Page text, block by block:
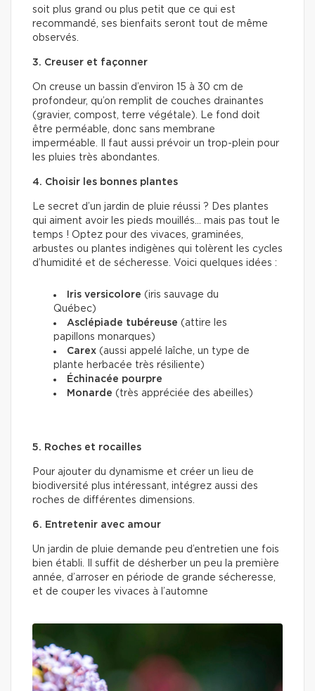
soit plus grand ou plus petit que ce qui est
recommandé, ses bienfaits seront tout de même
observés.
3. Creuser et façonner
On creuse un bassin d’environ 15 à 30 cm de
profondeur, qu’on remplit de couches drainantes
(gravier, compost, terre végétale). Le fond doit
être perméable, donc sans membrane
imperméable. Il faut aussi prévoir un trop-plein pour
les pluies très abondantes.
4. Choisir les bonnes plantes
Le secret d’un jardin de pluie réussi ? Des plantes
qui aiment avoir les pieds mouillés… mais pas tout le
temps ! Optez pour des vivaces, graminées,
arbustes ou plantes indigènes qui tolèrent les cycles
d’humidité et de sécheresse. Voici quelques idées :
Iris versicolore (iris sauvage du
Québec)
Asclépiade tubéreuse (attire les
papillons monarques)
Carex (aussi appelé laîche, un type de
plante herbacée très résiliente)
Échinacée pourpre
Monarde (très appréciée des abeilles)
5. Roches et rocailles
Pour ajouter du dynamisme et créer un lieu de
biodiversité plus intéressant, intégrez aussi des
roches de différentes dimensions.
6. Entretenir avec amour
Un jardin de pluie demande peu d’entretien une fois
bien établi. Il suffit de désherber un peu la première
année, d’arroser en période de grande sécheresse,
et de couper les vivaces à l’automne